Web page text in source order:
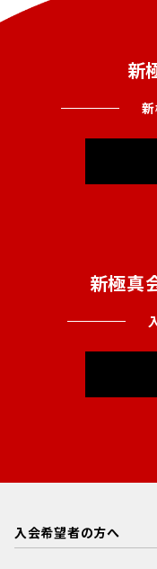
新
新極真
入会希望者の方へ